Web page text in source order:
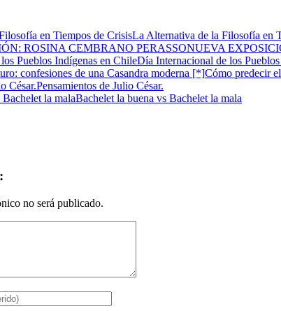
La Alternativa de la Filosofía en
NUEVA
Día Internacional de los
Cómo predecir
Pensamientos de Julio César.
Bachelet la buena vs Bachelet la mala
no será publicado.